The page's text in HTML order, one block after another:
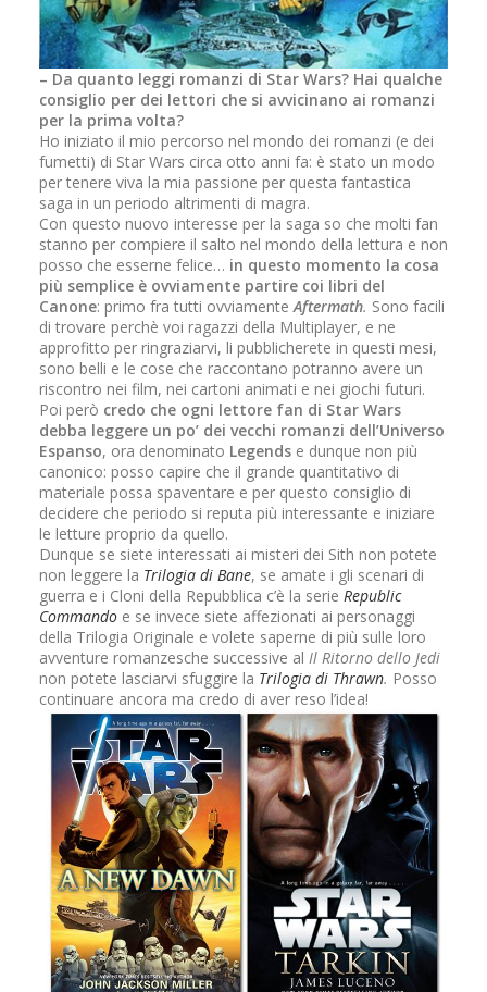
– Da quanto leggi romanzi di Star Wars? Hai qualche
consiglio per dei lettori che si avvicinano ai romanzi
per la prima volta?
Ho iniziato il mio percorso nel mondo dei romanzi (e dei
fumetti) di Star Wars circa otto anni fa: è stato un modo
per tenere viva la mia passione per questa fantastica
saga in un periodo altrimenti di magra.
Con questo nuovo interesse per la saga so che molti fan
stanno per compiere il salto nel mondo della lettura e non
posso che esserne felice… in questo momento la cosa
più semplice è ovviamente partire coi libri del
Canone: primo fra tutti ovviamenteAftermath. Sono facili
di trovare perchè voi ragazzi della Multiplayer, e ne
approfitto per ringraziarvi, li pubblicherete in questi mesi,
sono belli e le cose che raccontano potranno avere un
riscontro nei film, nei cartoni animati e nei giochi futuri.
Poi però credo che ogni lettore fan di Star Wars
debba leggere un po’ dei vecchi romanzi dell’Universo
Espanso, ora denominato Legends e dunque non più
canonico: posso capire che il grande quantitativo di
materiale possa spaventare e per questo consiglio di
decidere che periodo si reputa più interessante e iniziare
le letture proprio da quello.
Dunque se siete interessati ai misteri dei Sith non potete
non leggere la Trilogia di Bane, se amate i gli scenari di
guerra e i Cloni della Repubblica c’è la serie Republic
Commando e se invece siete affezionati ai personaggi
della Trilogia Originale e volete saperne di più sulle loro
avventure romanzesche successive al Il Ritorno dello Jedi
non potete lasciarvi sfuggire la Trilogia di Thrawn. Posso
continuare ancora ma credo di aver reso l’idea!